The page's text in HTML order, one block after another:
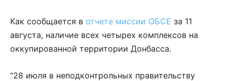
Как сообщается в отчете миссии ОБСЕ за 11
августа, наличие всех четырех комплексов на
оккупированной территории Донбасса.
“28 июля в неподконтрольных правительству